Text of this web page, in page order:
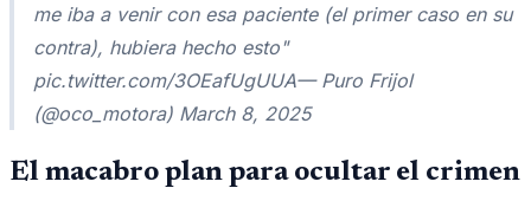
me iba a venir con esa paciente (el primer caso en su
contra), hubiera hecho esto"
pic.twitter.com/3OEafUgUUA— Puro Frijol
(@oco_motora) March 8, 2025
El macabro plan para ocultar el crimen